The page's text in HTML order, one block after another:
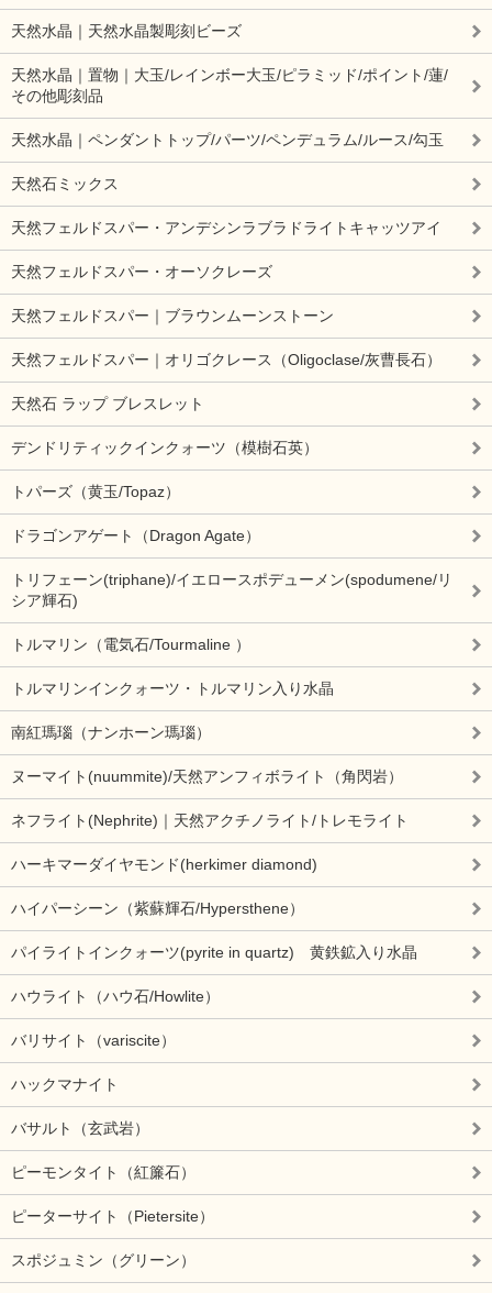
天然水晶｜天然水晶製彫刻ビーズ
天然水晶｜置物｜大玉/レインボー大玉/ピラミッド/ポイント/蓮/
その他彫刻品
天然水晶｜ペンダントトップ/パーツ/ペンデュラム/ルース/勾玉
天然石ミックス
天然フェルドスパー・アンデシンラブラドライトキャッツアイ
天然フェルドスパー・オーソクレーズ
天然フェルドスパー｜ブラウンムーンストーン
天然フェルドスパー｜オリゴクレース（Oligoclase/灰曹長石）
天然石 ラップ ブレスレット
デンドリティックインクォーツ（模樹石英）
トパーズ（黄玉/Topaz）
ドラゴンアゲート（Dragon Agate）
トリフェーン(triphane)/イエロースポデューメン(spodumene/リ
シア輝石)
トルマリン（電気石/Tourmaline ）
トルマリンインクォーツ・トルマリン入り水晶
南紅瑪瑙（ナンホーン瑪瑙）
ヌーマイト(nuummite)/天然アンフィボライト（角閃岩）
ネフライト(Nephrite)｜天然アクチノライト/トレモライト
ハーキマーダイヤモンド(herkimer diamond)
ハイパーシーン（紫蘇輝石/Hypersthene）
パイライトインクォーツ(pyrite in quartz) 黄鉄鉱入り水晶
ハウライト（ハウ石/Howlite）
バリサイト（variscite）
ハックマナイト
バサルト（玄武岩）
ピーモンタイト（紅簾石）
ピーターサイト（Pietersite）
スポジュミン（グリーン）